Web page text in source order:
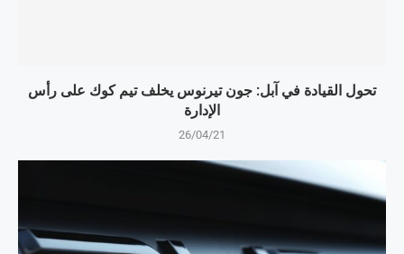
تحول القيادة في آبل: جون تيرنوس يخلف تيم كوك على رأس
الإدارة
26/04/21